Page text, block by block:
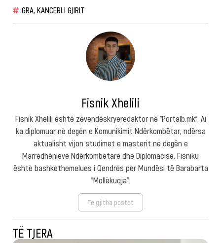
GRA, KANCERI I GJIRIT
Fisnik Xhelili
Fisnik Xhelili është zëvendëskryeredaktor në "Portalb.mk". Ai
ka diplomuar në degën e Komunikimit Ndërkombëtar, ndërsa
aktualisht vijon studimet e masterit në degën e
Marrëdhënieve Ndërkombëtare dhe Diplomacisë. Fisniku
është bashkëthemelues i Qendrës për Mundësi të Barabarta
"Mollëkuqja".
Të gjitha postet
TË TJERA